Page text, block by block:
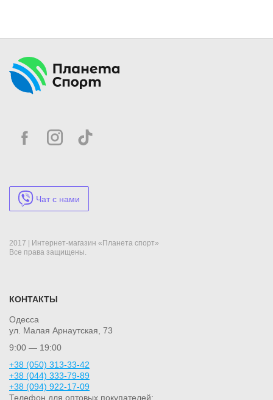
Чат с нами
2017 | Интернет-магазин «Планета спорт»
Все права защищены.
КОНТАКТЫ
Одесса
ул. Малая Арнаутская, 73
9:00 — 19:00
+38 (050) 313-33-42
+38 (044) 333-79-89
+38 (094) 922-17-09
Телефон для оптовых покупателей: